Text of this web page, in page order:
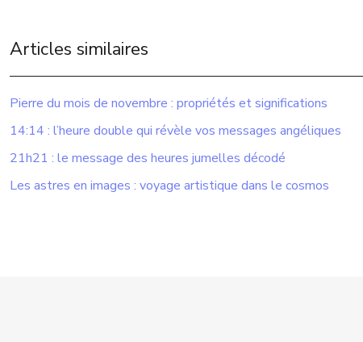
Articles similaires
Pierre du mois de novembre : propriétés et significations
14:14 : l’heure double qui révèle vos messages angéliques
21h21 : le message des heures jumelles décodé
Les astres en images : voyage artistique dans le cosmos